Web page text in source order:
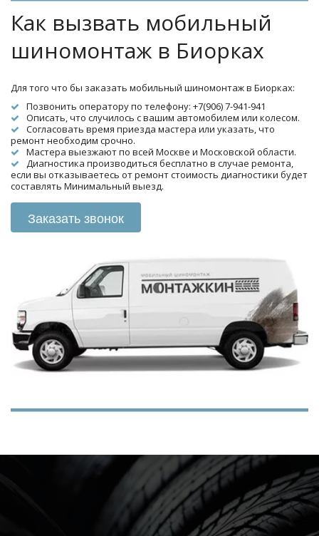
Как вызвать мобильный
шиномонтаж в Биорках
Для того что бы заказать мобильный шиномонтаж в Биорках:
Позвонить оператору по телефону: +7(906) 7-941-941
Описать, что случилось с вашим автомобилем или колесом.
Согласовать время приезда мастера или указать, что
ремонт необходим срочно.
Мастера выезжают по всей Москве и Московской области.
Диагностика производиться бесплатно в случае ремонта,
если вы отказываетесь от ремонт стоимость диагностики будет
составлять Минимальный выезд.
Заказать звонок